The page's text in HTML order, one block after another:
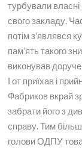
турбували
свого закладу.
потім з’являвся
пам’ять такого
виконував
І от приїхав і
Фабриков вкрай
забрати його з
справу. Тим
голови ОДПУ